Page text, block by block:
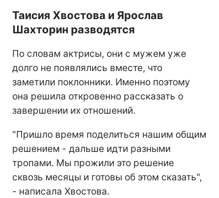
Таисия Хвостова и Ярослав
Шахторин разводятся
По словам актрисы, они с мужем уже
долго не появлялись вместе, что
заметили поклонники. Именно поэтому
она решила откровенно рассказать о
завершении их отношений.
"Пришло время поделиться нашим общим
решением - дальше идти разными
тропами. Мы прожили это решение
сквозь месяцы и готовы об этом сказать",
- написала Хвостова.